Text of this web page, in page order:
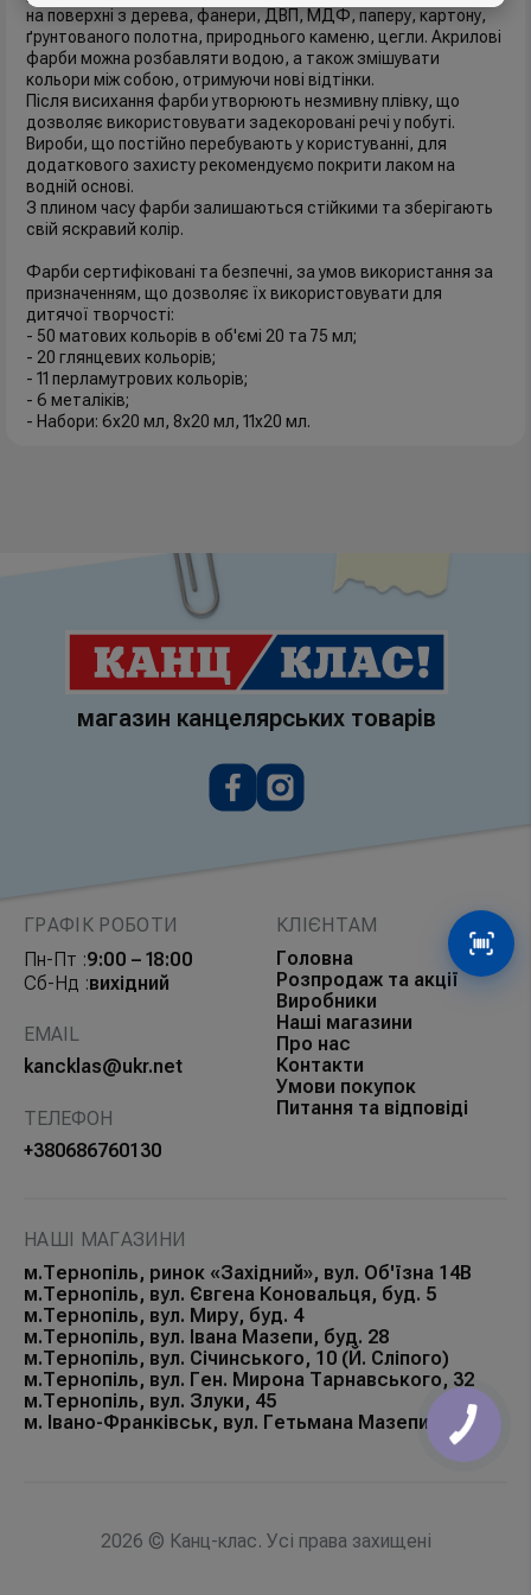
на поверхні з дерева, фанери, ДВП, МДФ, паперу, картону,
ґрунтованого полотна, природнього каменю, цегли. Акрилові
фарби можна розбавляти водою, а також змішувати
кольори між собою, отримуючи нові відтінки.
Після висихання фарби утворюють незмивну плівку, що
дозволяє використовувати задекоровані речі у побуті.
Вироби, що постійно перебувають у користуванні, для
додаткового захисту рекомендуємо покрити лаком на
водній основі.
З плином часу фарби залишаються стійкими та зберігають
свій яскравий колір.
Фарби сертифіковані та безпечні, за умов використання за
призначенням, що дозволяє їх використовувати для
дитячої творчості:
- 50 матових кольорів в об'ємі 20 та 75 мл;
- 20 глянцевих кольорів;
- 11 перламутрових кольорів;
- 6 металіків;
- Набори: 6x20 мл, 8x20 мл, 11x20 мл.
магазин канцелярських товарів
ГРАФІК РОБОТИ
Пн-Пт :9:00 – 18:00
Сб-Нд :вихідний
EMAIL
kancklas@ukr.net
ТЕЛЕФОН
+380686760130
КЛІЄНТАМ
Головна
Розпродаж та акції
Виробники
Наші магазини
Про нас
Контакти
Умови покупок
Питання та відповіді
НАШІ МАГАЗИНИ
м.Тернопіль, ринок «Західний», вул. Об'їзна 14В
м.Тернопіль, вул. Євгена Коновальця, буд. 5
м.Тернопіль, вул. Миру, буд. 4
м.Тернопіль, вул. Івана Мазепи, буд. 28
м.Тернопіль, вул. Січинського, 10 (Й. Сліпого)
м.Тернопіль, вул. Ген. Мирона Тарнавського, 32
м.Тернопіль, вул. Злуки, 45
м. Івано-Франківськ, вул. Гетьмана Мазепи, 168Б
2026 © Канц-клас. Усі права захищені